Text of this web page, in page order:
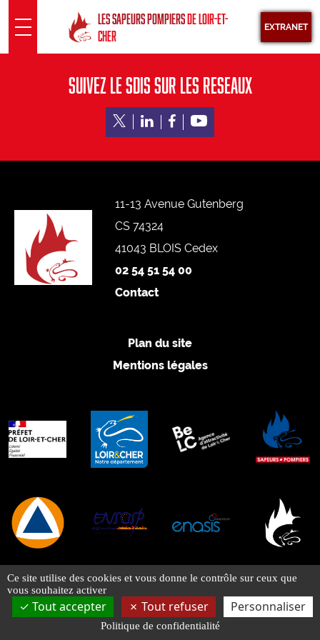
LES SAPEURS POMPIERSDE LOIR-ET-
CHER
EXTRANET
SDIS 41
Présentation
Pôle fonctionnel
INFORMATION
Défense Extérieure Contre l’Incendie (DECI)
Accessibilité des véhicules d’incendie et de secours
Urbanisme
KIOSQUE
Documents officiels
Supports de communication
Délibérations et commissions
SAUVER
Incendies
Intoxications
SUIVEZ LE SDIS SUR LES RESEAUX
11-13 Avenue Gutenberg
CS 74324
41043 BLOIS Cedex
02 54 51 54 00
Contact
Plan du site
Mentions légales
Ce site utilise des cookies et vous donne le contrôle sur ceux que
vous souhaitez activer
Tout accepter Tout refuser Personnaliser
Politique de confidentialité